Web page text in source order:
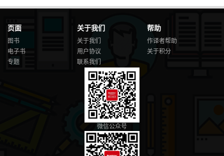
页面
图书
电子书
专题
关于我们
关于我们
用户协议
联系我们
帮助
作译者帮助
关于积分
微信公众号